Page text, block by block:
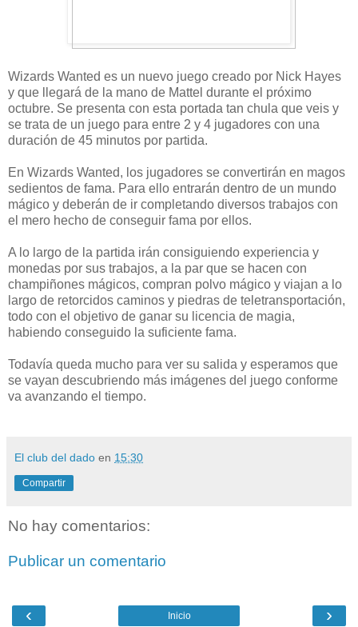
Wizards Wanted es un nuevo juego creado por Nick Hayes
y que llegará de la mano de Mattel durante el próximo
octubre. Se presenta con esta portada tan chula que veis y
se trata de un juego para entre 2 y 4 jugadores con una
duración de 45 minutos por partida.
En Wizards Wanted, los jugadores se convertirán en magos
sedientos de fama. Para ello entrarán dentro de un mundo
mágico y deberán de ir completando diversos trabajos con
el mero hecho de conseguir fama por ellos.
A lo largo de la partida irán consiguiendo experiencia y
monedas por sus trabajos, a la par que se hacen con
champiñones mágicos, compran polvo mágico y viajan a lo
largo de retorcidos caminos y piedras de teletransportación,
todo con el objetivo de ganar su licencia de magia,
habiendo conseguido la suficiente fama.
Todavía queda mucho para ver su salida y esperamos que
se vayan descubriendo más imágenes del juego conforme
va avanzando el tiempo.
El club del dado en 15:30
Compartir
No hay comentarios:
Publicar un comentario
‹ ›
Inicio